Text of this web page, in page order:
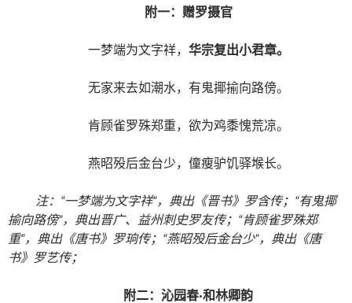
附一：赠罗摄官
一梦端为文字祥， 华宗复出小君章。
无家来去如潮水，有鬼揶揄向路傍。
肯顾雀罗殊郑重，欲为鸡黍愧荒凉。
燕昭殁后金台少，僮瘦驴饥驿堠长。
注：“一梦端为文字祥”，典出《晋书》罗含传；“有鬼揶
揄向路傍”，典出晋广、益州刺史罗友传；“肯顾雀罗殊郑
重”，典出《唐书》罗珦传；“燕昭殁后金台少”，典出《唐
书》罗艺传；
附二：沁园春·和林卿韵